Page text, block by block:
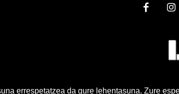
errespetatzea da gure lehentasuna. Zure